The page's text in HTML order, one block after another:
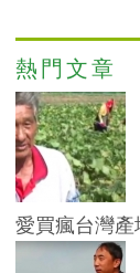
熱門文章
愛買瘋台灣產